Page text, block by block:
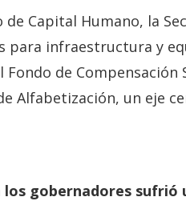
Capital Humano, la
para infraestructura y
Fondo de
Alfabetización, un eje
los gobernadores